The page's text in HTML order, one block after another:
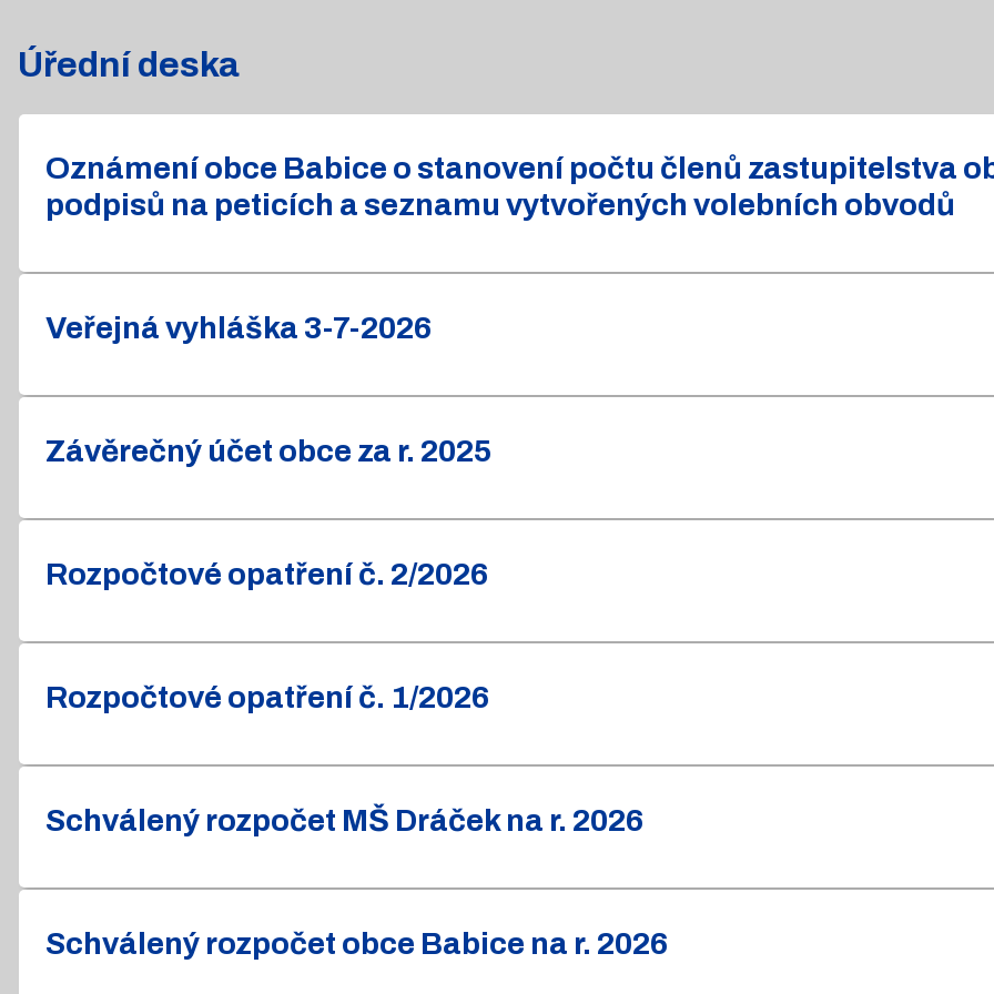
Úřední deska
Oznámení obce Babice o stanovení počtu členů zastupitelstva
podpisů na peticích a seznamu vytvořených volebních obvodů
Veřejná vyhláška 3-7-2026
Závěrečný účet obce za r. 2025
Rozpočtové opatření č. 2/2026
Rozpočtové opatření č. 1/2026
Schválený rozpočet MŠ Dráček na r. 2026
Schválený rozpočet obce Babice na r. 2026